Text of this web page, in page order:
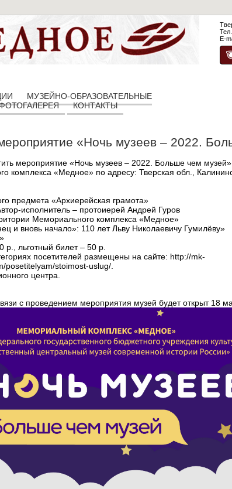
E-
МУЗЕЙНО-ОБРАЗОВАТЕЛЬНЫЕ
КОНТАКТЫ
«Ночь музеев – 2022.
мероприятие «Ночь музеев – 2022. Больше чем
комплекса «Медное» по адресу: Тверская обл.,
предмета «Архиерейская грамота»
исполнитель – протоиерей Андрей Гуров
Мемориального комплекса «Медное»
и вновь начало»: 110 лет Льву Николаевичу Гумилёву»
льготный билет – 50 р.
посетителей размещены на сайте: http://mk-
posetitelyam/stoimost-uslug/.
центра.
с проведением мероприятия музей будет открыт 18